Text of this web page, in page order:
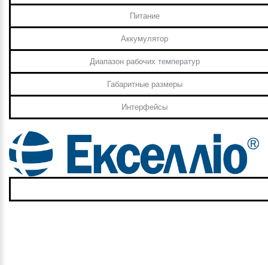
Питание
Аккумулятор
Диапазон рабочих температур
Габаритные размеры
Интерфейсы